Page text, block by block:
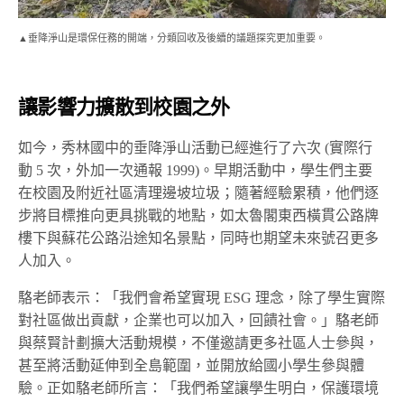
▲垂降淨山是環保任務的開端，分類回收及後續的議題探究更加重要。
讓影響力擴散到校園之外
如今，秀林國中的垂降淨山活動已經進行了六次 (實際行
動 5 次，外加一次通報 1999)。早期活動中，學生們主要
在校園及附近社區清理邊坡垃圾；隨著經驗累積，他們逐
步將目標推向更具挑戰的地點，如太魯閣東西橫貫公路牌
樓下與蘇花公路沿途知名景點，同時也期望未來號召更多
人加入。
駱老師表示：「我們會希望實現 ESG 理念，除了學生實際
對社區做出貢獻，企業也可以加入，回饋社會。」駱老師
與蔡賢計劃擴大活動規模，不僅邀請更多社區人士參與，
甚至將活動延伸到全島範圍，並開放給國小學生參與體
驗。正如駱老師所言：「我們希望讓學生明白，保護環境